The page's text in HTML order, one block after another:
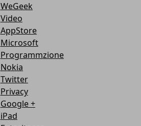
WeGeek
Video
AppStore
Microsoft
Programmzione
Nokia
Twitter
Privacy
Google +
iPad